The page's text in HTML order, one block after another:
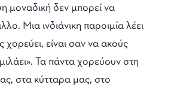
μοναδική δεν μπορεί να
Μια ινδιάνικη παροιμία λέει
είναι σαν να ακούς
Τα πάντα χορεύουν στη
στα κύτταρα μας, στο